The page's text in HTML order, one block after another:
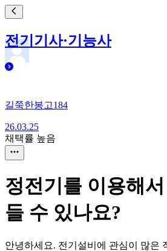
전기기사·기능사
길쭉한봉고184
26.03.25
채택률 높음
정전기를 이용해
들 수 있나요?
안녕하세요. 전기설비에 관심이 많은